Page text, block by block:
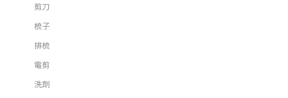
剪刀
梳子
排梳
電剪
洗劑